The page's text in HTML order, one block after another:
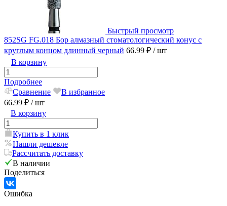
Быстрый просмотр
852SG FG.018 Бор алмазный стоматологический конус с
круглым концом длинный черный 66.99 ₽ / шт
В корзину
Подробнее
Сравнение
В избранное
66.99 ₽ / шт
В корзину
Купить в 1 клик
Нашли дешевле
Рассчитать доставку
В наличии
Поделиться
Ошибка